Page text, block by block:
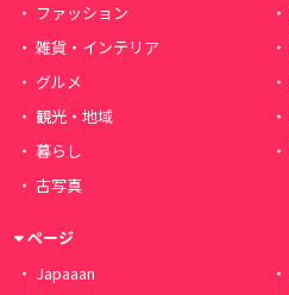
ファッション
雑貨・インテリア
グルメ
観光・地域
暮らし
古写真
ページ
Japaaan